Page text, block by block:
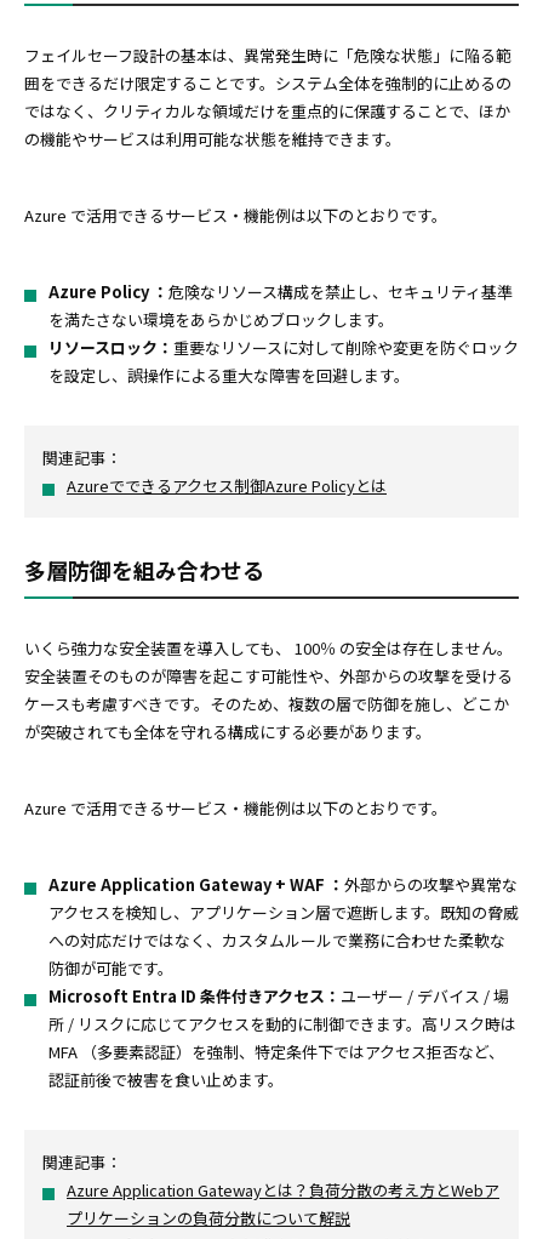
フェイルセーフ設計の基本は、異常発生時に「危険な状態」に陥る範
囲をできるだけ限定することです。システム全体を強制的に止めるの
ではなく、クリティカルな領域だけを重点的に保護することで、ほか
の機能やサービスは利用可能な状態を維持できます。
Azure で活用できるサービス・機能例は以下のとおりです。
Azure Policy ： 危険なリソース構成を禁止し、セキュリティ基準
を満たさない環境をあらかじめブロックします。
リソースロック： 重要なリソースに対して削除や変更を防ぐロック
を設定し、誤操作による重大な障害を回避します。
関連記事：
Azureでできるアクセス制御Azure Policyとは
多層防御を組み合わせる
いくら強力な安全装置を導入しても、 100％ の安全は存在しません。
安全装置そのものが障害を起こす可能性や、外部からの攻撃を受ける
ケースも考慮すべきです。そのため、複数の層で防御を施し、どこか
が突破されても全体を守れる構成にする必要があります。
Azure で活用できるサービス・機能例は以下のとおりです。
Azure Application Gateway + WAF ： 外部からの攻撃や異常な
アクセスを検知し、アプリケーション層で遮断します。既知の脅威
への対応だけではなく、カスタムルールで業務に合わせた柔軟な
防御が可能です。
Microsoft Entra ID 条件付きアクセス： ユーザー / デバイス / 場
所 / リスクに応じてアクセスを動的に制御できます。高リスク時は
MFA （多要素認証）を強制、特定条件下ではアクセス拒否など、
認証前後で被害を食い止めます。
関連記事：
Azure Application Gatewayとは？負荷分散の考え方とWebア
プリケーションの負荷分散について解説